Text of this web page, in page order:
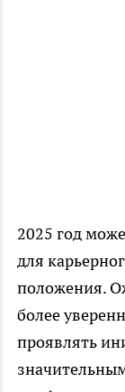
2025 год
для
положения.
более
проявлять